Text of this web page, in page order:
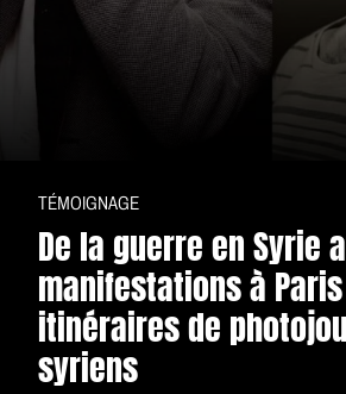
TÉMOIGNAGE
De la guerre en Syrie
manifestations à
itinéraires de
syriens